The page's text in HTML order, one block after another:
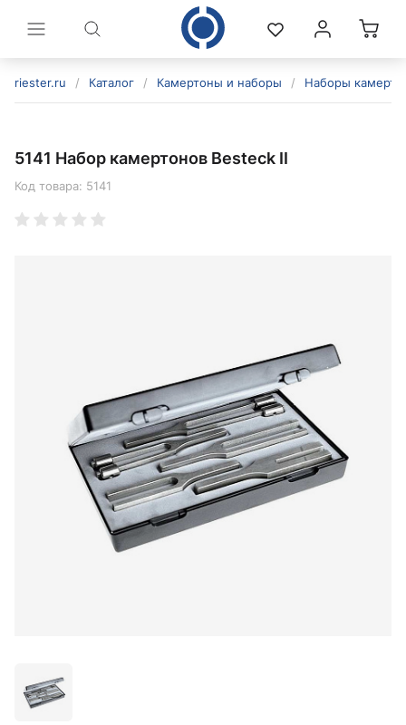
riester.ru / Каталог / Камертоны и наборы / Наборы
5141 Набор камертонов Besteck II
Код товара: 5141